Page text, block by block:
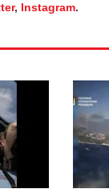
, Instagram.